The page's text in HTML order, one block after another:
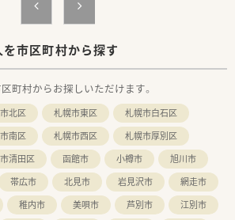
市区町村から探す
町村からお探しいただけます。
北区 札幌市東区
札幌市白石区
南区 札幌市西区
札幌市厚別区
清田区 函館市 小樽市
旭川市
帯広市 北見市 岩見沢市
網走市
稚内市 美唄市 芦別市
江別市